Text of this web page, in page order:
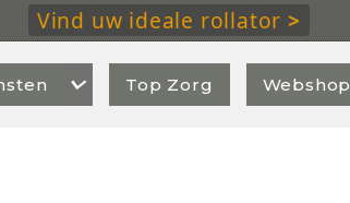
Vind uw ideale rollator>
 Top Zorg Webshop